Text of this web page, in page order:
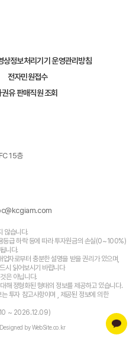
상정보처리기기 운영관리방침
전자민원접수
유 판매직원 조회
15층
않습니다.
등급 하락 등에 따라 투자원금의 손실(0~100%)
니다.
자로부터 충분한 설명을 받을 권리가 있으며,
시 읽어보시기 바랍니다
은 아닙니다.
해 정형화된 형태의 정보를 제공하고 있습니다.
투자 참고사항이며 , 제공된 정보에 의한
~ 2026.12.09)
Designed by WebSite.co.kr